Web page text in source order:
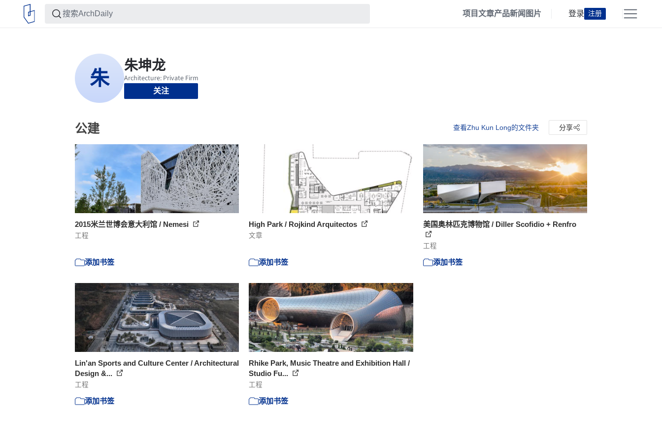
项目文章产品新闻 图片 登录 注册
关注
公建 查看Zhu Kun Long的文件夹 分享
2015米兰世博会意大利馆 / Nemesi
工程
添加书签
High Park / Rojkind Arquitectos
文章
添加书签
美国奥林匹克博物馆 / Diller Scofidio + Renfro
工程
添加书签
Lin'an Sports and Culture Center / Architectural
Design &...
工程
添加书签
Rhike Park, Music Theatre and Exhibition Hall /
Studio Fu...
工程
添加书签